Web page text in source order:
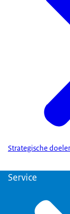
Strategische
Service